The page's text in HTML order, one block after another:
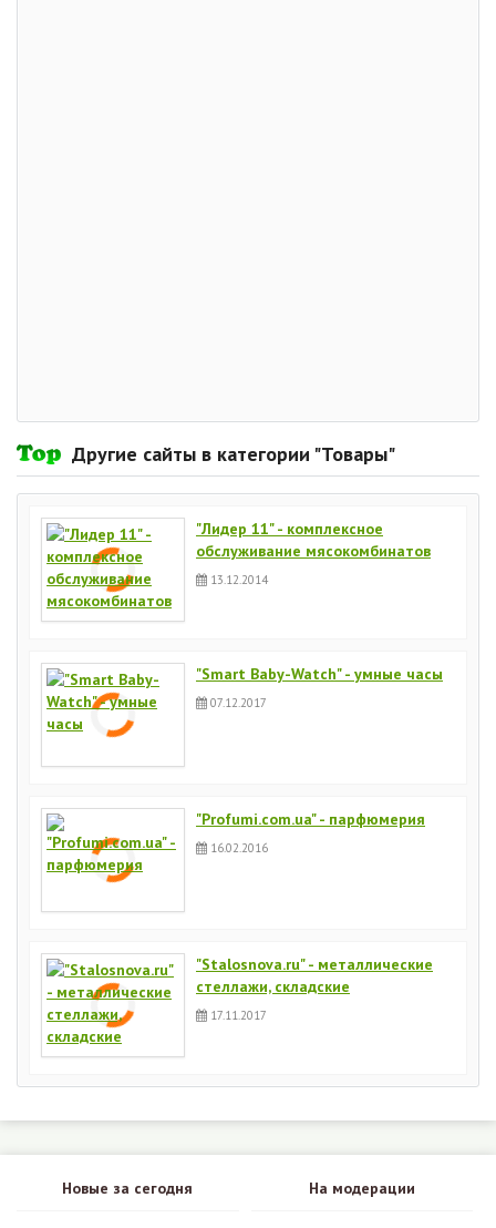
Другие сайты в категории "Товары"
"Лидер 11" - комплексное
обслуживание мясокомбинатов
13.12.2014
"Smart Baby-Watch" - умные часы
07.12.2017
"Profumi.com.ua" - парфюмерия
16.02.2016
"Stalosnova.ru" - металлические
стеллажи, складские
17.11.2017
Новые за сегодня На модерации